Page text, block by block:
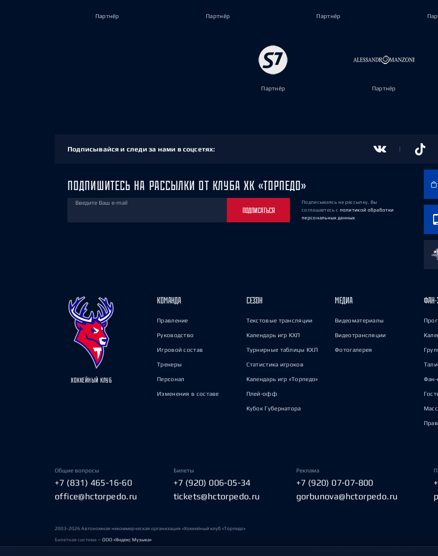
Партнёр Партнёр Партнёр
Партнёр Партнёр
Подписывайся и следи за нами в соцсетях:
ПОДПИШИТЕСЬ НА РАССЫЛКИ ОТ КЛУБА ХК «ТОРПЕДО»
Введите Ваш e-mail
ПОДПИСАТЬСЯ
Подписываясь на рассылку, Вы
соглашаетесь с политикой обработки
персональных данных
ХОККЕЙНЫЙ КЛУБ
КОМАНДА
Правление
Руководство
Игровой состав
Тренеры
Персонал
Изменения в составе
СЕЗОН
Текстовые трансляции
Календарь игр КХЛ
Турнирные таблицы КХЛ
Статистика игроков
Календарь игр «Торпедо»
Плей-офф
Кубок Губернатора
МЕДИА
Видеоматериалы
Видеотрансляции
Фотогалерея
ФАН-
Фан-
Общие вопросы
+7 (831) 465-16-60
office@hctorpedo.ru
Билеты
+7 (920) 006-05-34
tickets@hctorpedo.ru
Реклама
+7 (920) 07-07-800
gorbunova@hctorpedo.ru
2003-2026 Автономная некоммерческая организация «Хоккейный клуб «Торпедо»
Билетная система —ООО «Яндекс Музыка»